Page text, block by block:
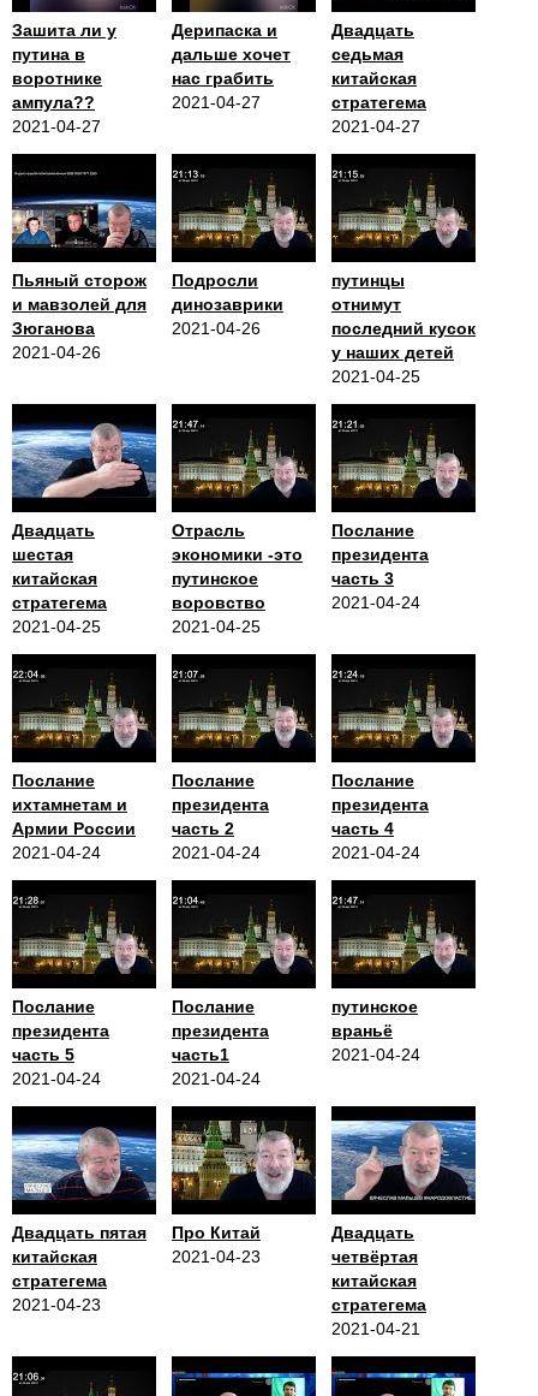
Зашита ли у
путина в
воротнике
ампула??
2021-04-27
Дерипаска и
дальше хочет
нас грабить
2021-04-27
Двадцать
седьмая
китайская
стратегема
2021-04-27
Пьяный сторож
и мавзолей для
Зюганова
2021-04-26
Подросли
динозаврики
2021-04-26
путинцы
отнимут
последний кусок
у наших детей
2021-04-25
Двадцать
шестая
китайская
стратегема
2021-04-25
Отрасль
экономики -это
путинское
воровство
2021-04-25
Послание
президента
часть 3
2021-04-24
Послание
ихтамнетам и
Армии России
2021-04-24
Послание
президента
часть 2
2021-04-24
Послание
президента
часть 4
2021-04-24
Послание
президента
часть 5
2021-04-24
Послание
президента
часть1
2021-04-24
путинское
враньё
2021-04-24
Двадцать пятая
китайская
стратегема
2021-04-23
Про Китай
2021-04-23
Двадцать
четвёртая
китайская
стратегема
2021-04-21